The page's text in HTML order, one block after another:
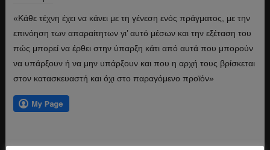
«Κάθε τέχνη έχει να κάνει με τη γένεση ενός πράγματος, με την
επινόηση των απαραίτητων γι’ αυτό μέσων και την εξέταση του
πώς μπορεί να έρθει στην ύπαρξη κάτι από αυτά που μπορούν
να υπάρξουν ή να μην υπάρξουν και που η αρχή τους βρίσκεται
στον κατασκευαστή και όχι στο παραγόμενο προϊόν»